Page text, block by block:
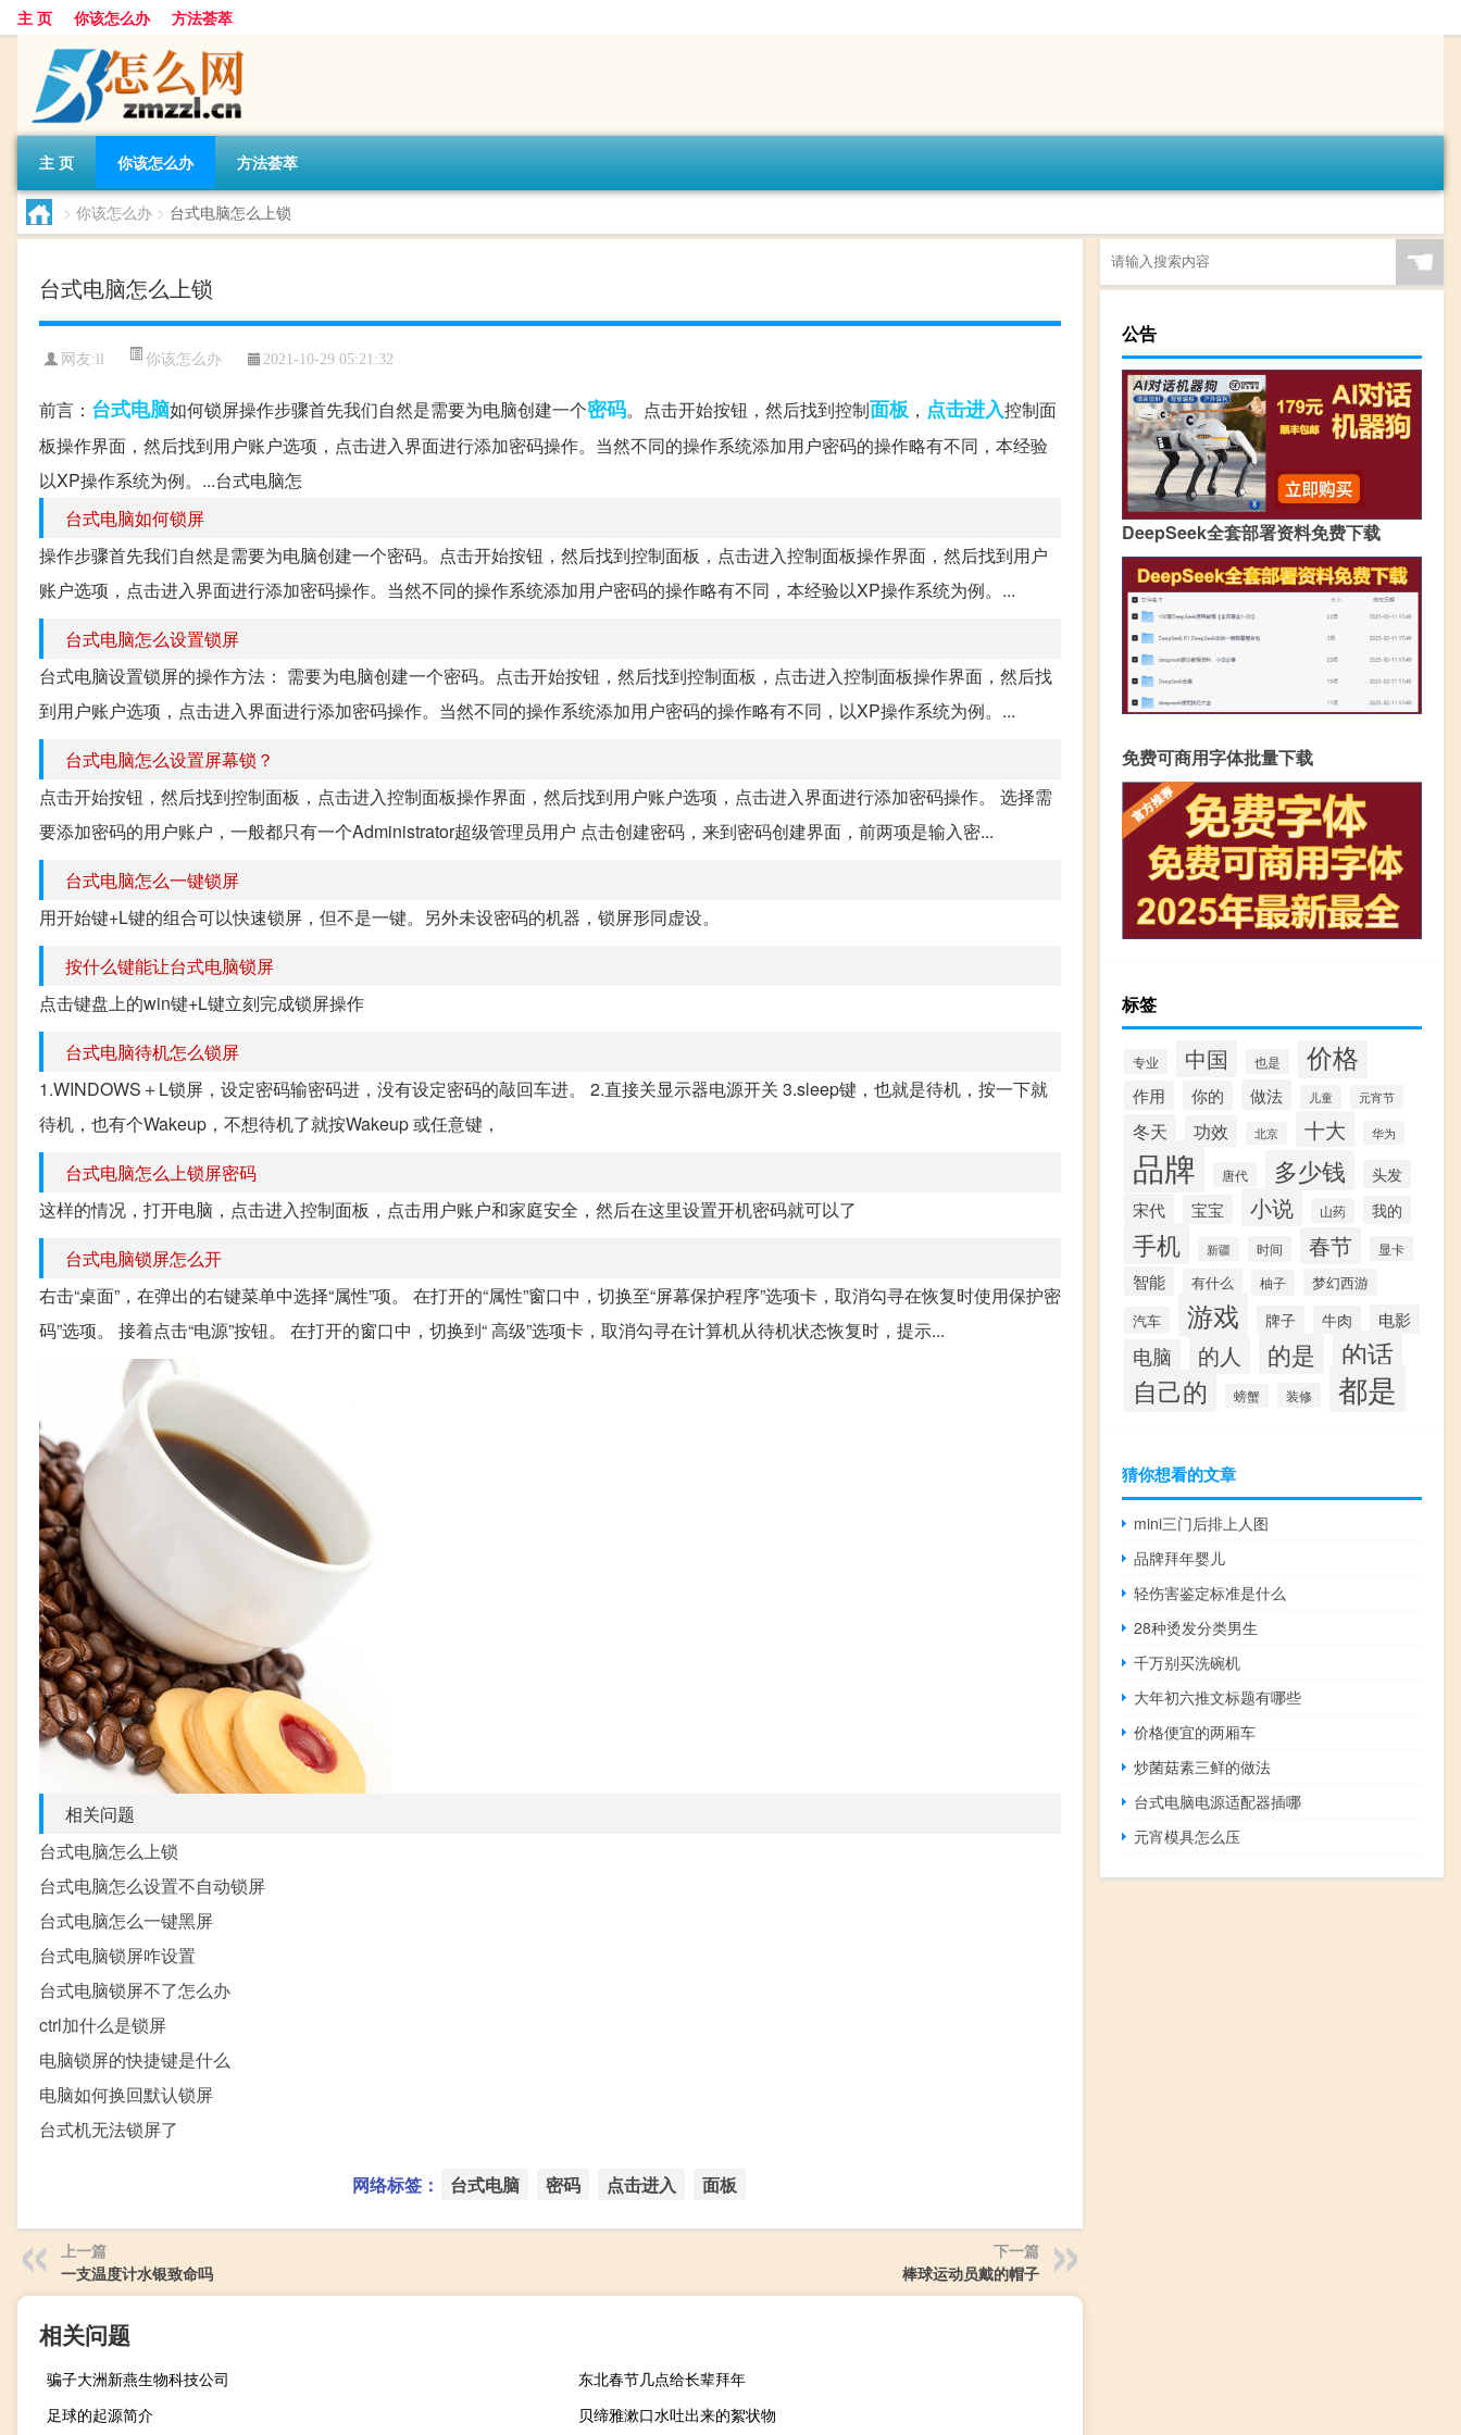
主 页 你该怎么办 方法荟萃
主 页 你该怎么办 方法荟萃
> 你该怎么办 > 台式电脑怎么上锁
台式电脑怎么上锁
网友:ll 你该怎么办 2021-10-29 05:21:32
前言： 台式电脑如何锁屏操作步骤首先我们自然是需要为电脑创建一个密码。点击开始按钮，然后找到控制面板 ， 点击进入控制面
板操作界面，然后找到用户账户选项，点击进入界面进行添加密码操作。当然不同的操作系统添加用户密码的操作略有不同，本经验
以XP操作系统为例。...台式电脑怎
台式电脑如何锁屏
操作步骤首先我们自然是需要为电脑创建一个密码。点击开始按钮，然后找到控制面板，点击进入控制面板操作界面，然后找到用户
账户选项，点击进入界面进行添加密码操作。当然不同的操作系统添加用户密码的操作略有不同，本经验以XP操作系统为例。...
台式电脑怎么设置锁屏
台式电脑设置锁屏的操作方法： 需要为电脑创建一个密码。点击开始按钮，然后找到控制面板，点击进入控制面板操作界面，然后找
到用户账户选项，点击进入界面进行添加密码操作。当然不同的操作系统添加用户密码的操作略有不同，以XP操作系统为例。...
台式电脑怎么设置屏幕锁？
点击开始按钮，然后找到控制面板，点击进入控制面板操作界面，然后找到用户账户选项，点击进入界面进行添加密码操作。 选择需
要添加密码的用户账户，一般都只有一个Administrator超级管理员用户 点击创建密码，来到密码创建界面，前两项是输入密...
台式电脑怎么一键锁屏
用开始键+L键的组合可以快速锁屏，但不是一键。另外未设密码的机器，锁屏形同虚设。
按什么键能让台式电脑锁屏
点击键盘上的win键+L键立刻完成锁屏操作
台式电脑待机怎么锁屏
1.WINDOWS＋L锁屏，设定密码输密码进，没有设定密码的敲回车进。 2.直接关显示器电源开关 3.sleep键，也就是待机，按一下就
待机，也有个Wakeup，不想待机了就按Wakeup 或任意键，
台式电脑怎么上锁屏密码
这样的情况，打开电脑，点击进入控制面板，点击用户账户和家庭安全，然后在这里设置开机密码就可以了
台式电脑锁屏怎么开
右击“桌面”，在弹出的右键菜单中选择“属性”项。 在打开的“属性”窗口中，切换至“屏幕保护程序”选项卡，取消勾寻在恢复时使用保护密
码”选项。 接着点击“电源”按钮。 在打开的窗口中，切换到“ 高级”选项卡，取消勾寻在计算机从待机状态恢复时，提示...
相关问题
台式电脑怎么上锁
台式电脑怎么设置不自动锁屏
台式电脑怎么一键黑屏
台式电脑锁屏咋设置
台式电脑锁屏不了怎么办
ctrl加什么是锁屏
电脑锁屏的快捷键是什么
电脑如何换回默认锁屏
台式机无法锁屏了
网络标签： 台式电脑 密码 点击进入 面板
上一篇
一支温度计水银致命吗
下一篇
棒球运动员戴的帽子
相关问题
骗子大洲新燕生物科技公司
东北春节几点给长辈拜年
足球的起源简介
贝缔雅漱口水吐出来的絮状物
☚
公告
DeepSeek全套部署资料免费下载
免费可商用字体批量下载
标签
专业 中国 也是 价格
作用 你的 做法 儿童 元宵节
冬天 功效 北京 十大 华为
品牌 唐代 多少钱 头发
宋代 宝宝 小说 山药 我的
手机 新疆 时间 春节 显卡
智能 有什么 柚子
梦幻西游
汽车
游戏 牌子 牛肉 电影
电脑 的人 的是 的话
自己的 螃蟹 装修 都是
猜你想看的文章
mini三门后排上人图
品牌拜年婴儿
轻伤害鉴定标准是什么
28种烫发分类男生
千万别买洗碗机
大年初六推文标题有哪些
价格便宜的两厢车
炒菌菇素三鲜的做法
台式电脑电源适配器插哪
元宵模具怎么压